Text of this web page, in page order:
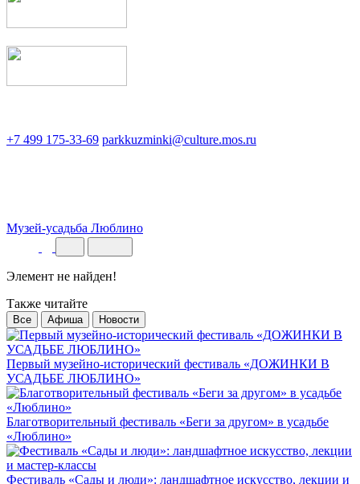
+7 499 175-33-69 parkkuzminki@culture.mos.ru
Музей-усадьба Люблино
Элемент не найден!
Также читайте
Все Афиша Новости
Первый музейно-исторический фестиваль «ДОЖИНКИ В
УСАДЬБЕ ЛЮБЛИНО»
Благотворительный фестиваль «Беги за другом» в усадьбе
«Люблино»
Фестиваль «Сады и люди»: ландшафтное искусство, лекции и